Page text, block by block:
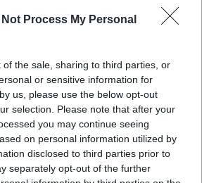
Not Process My Personal
of the sale, sharing to third parties, or
or sensitive information for
us, please use the below opt-out
selection. Please note that after your
you may continue seeing
on personal information utilized by
disclosed to third parties prior to
separately opt-out of the further
mi hanno accompagnato:
all’Humanitas. In
volti è risuonata via via
una frase della Scrittura:
una città stabile, ma
di quella futura» (Eb 13,14).